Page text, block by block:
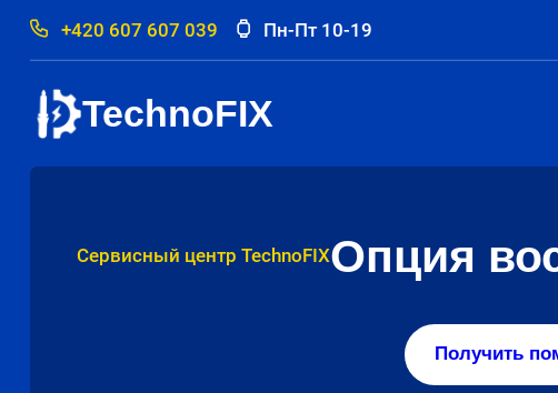
+420 607 607 039 Пн-Пт 10-19
TechnoFIX
Сервисный центр TechnoFIXОпция
Получить